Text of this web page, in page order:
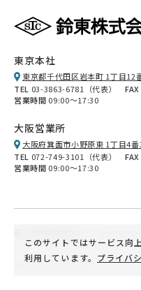
東京本社
東京都千代田区岩本町 1丁目12
TEL 03-3863-6781（代表） FAX
営業時間 09:00～17:30
大阪営業所
大阪府箕面市小野原東 1丁目4番
TEL 072-749-3101（代表） FAX
営業時間 09:00～17:30
© SUZUTOH.co.,ltd.
このサイトではサービス向
利用しています。 プライバ